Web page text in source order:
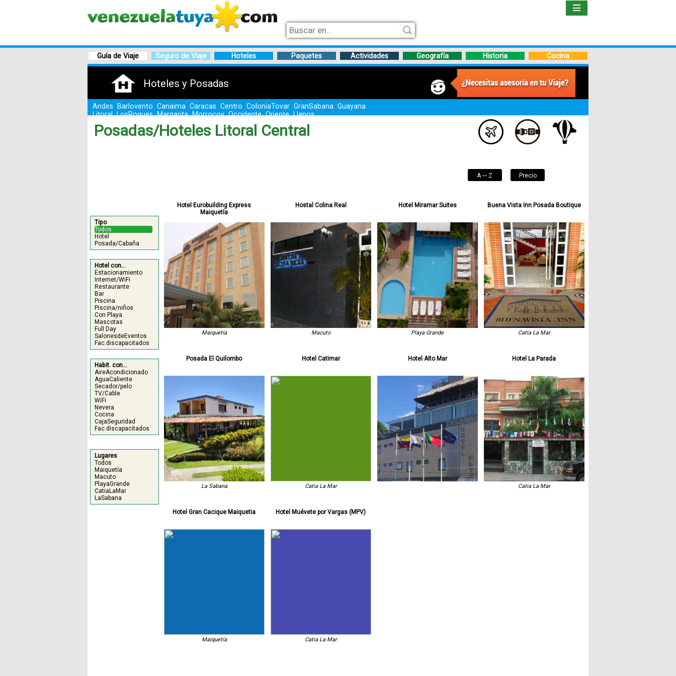
Libro
Guía de Viaje Seguro de Viaje Hoteles Paquetes Actividades Geografía Historia Cocina
Hoteles y Posadas
Andes Barlovento Canaima Caracas Centro ColoniaTovar GranSabana Guayana
Litoral LosRoques Margarita Morrocoy Occidente Oriente Llanos
Posadas/Hoteles Litoral Central
Precio
A --- Z
Tipo
Todos
Hotel
Posada/Cabaña
Hotel con...
Estacionamiento
Internet/WiFi
Restaurante
Bar
Piscina
Piscina/niños
Con Playa
Mascotas
Full Day
SalonesdeEventos
Fac.discapacitados
Habit. con...
AireAcondicionado
AguaCaliente
Secador/pelo
TV/Cable
WiFi
Nevera
Cocina
CajaSeguridad
Fac.discapacitados
Lugares
Todos
Maiquetía
Macuto
PlayaGrande
CatiaLaMar
LaSabana
Hotel Eurobuilding Express
Maiquetía
Maiquetía
Hotel Gran Cacique Maiquetia
Maiquetía
Hostal Colina Real
Macuto
Hotel Miramar Suites
Playa Grande
Hotel Muévete por Vargas (MPV)
Catia La Mar
Buena Vista Inn Posada Boutique
Catia La Mar
Posada El Quilombo
La Sabana
Hotel Catimar
Catia La Mar
Hotel Alto Mar Hotel La Parada
Catia La Mar